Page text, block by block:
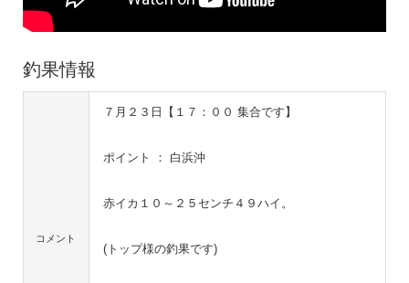
釣果情報
コメント
７月２３日【１７：００ 集合です】
ポイント ： 白浜沖
赤イカ１０～２５センチ４９ハイ。
(トップ様の釣果です)